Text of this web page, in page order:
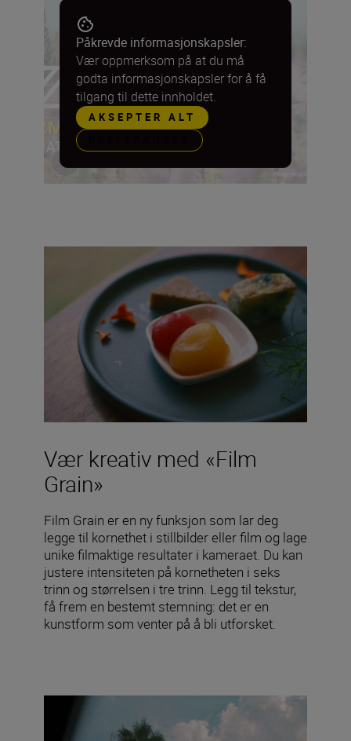
Påkrevde informasjonskapsler:
Vær oppmerksom på at du må
godta informasjonskapsler for å få
tilgang til dette innholdet.
AKSEPTER ALT
Vær kreativ med «Film
Grain»
Film Grain er en ny funksjon som lar deg
legge til kornethet i stillbilder eller film og lage
unike filmaktige resultater i kameraet. Du kan
justere intensiteten på kornetheten i seks
trinn og størrelsen i tre trinn. Legg til tekstur,
få frem en bestemt stemning: det er en
kunstform som venter på å bli utforsket.